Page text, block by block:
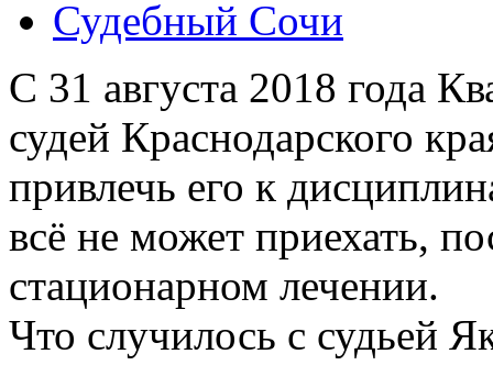
Судебный Сочи
С 31 августа 2018 года
судей Краснодарского
привлечь его к
всё не может приехать,
стационарном лечении.
Что случилось с судьей